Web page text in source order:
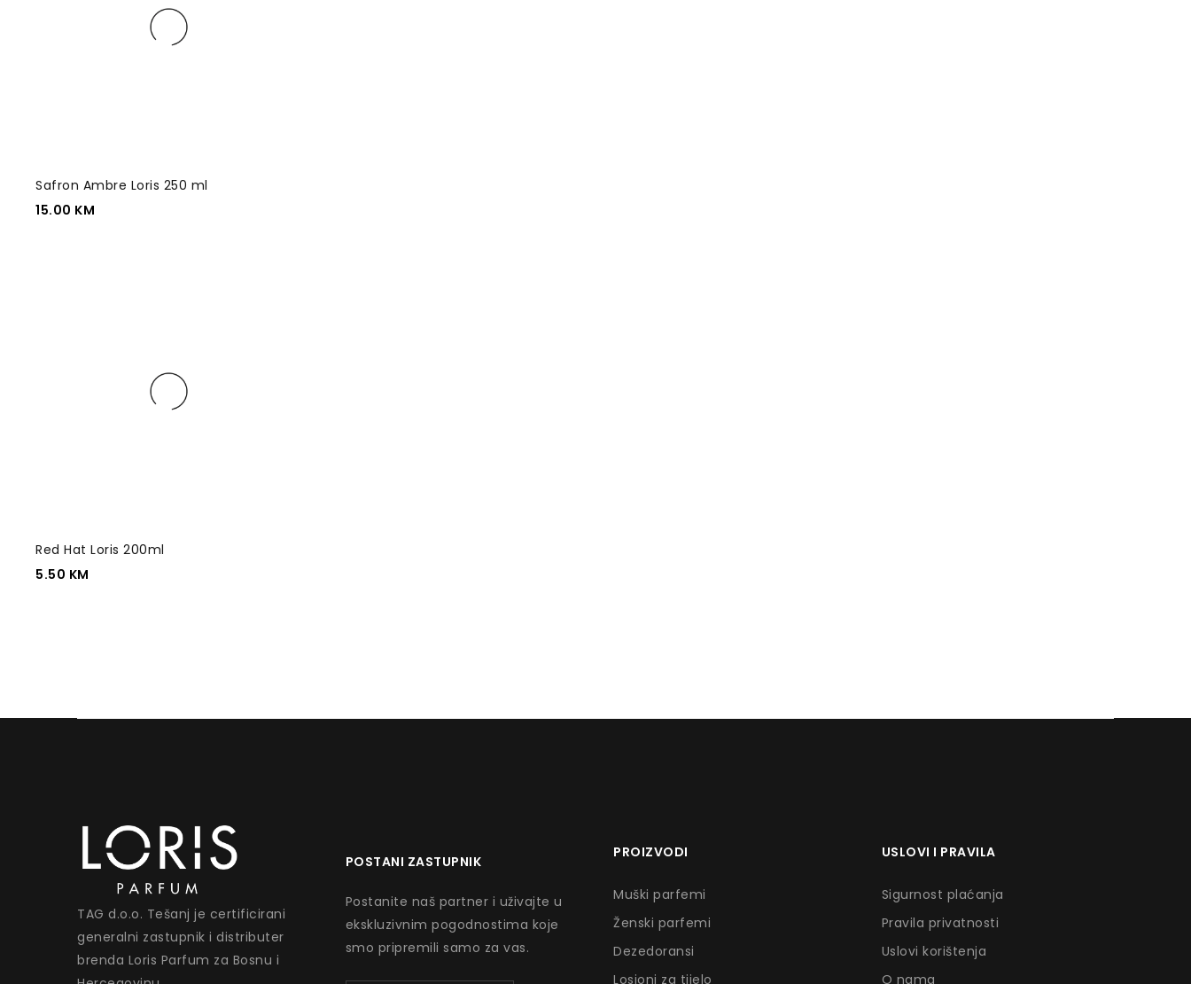
Safron Ambre Loris 250 ml
15.00 KM
Red Hat Loris 200ml
5.50 KM
TAG d.o.o. Tešanj je certificirani
generalni zastupnik i distributer
brenda Loris Parfum za Bosnu i
POSTANI ZASTUPNIK
Postanite naš partner i uživajte u
ekskluzivnim pogodnostima koje
smo pripremili samo za vas.
PROIZVODI
Muški parfemi
Ženski parfemi
Dezedoransi
Losioni za tijelo
USLOVI I PRAVILA
Sigurnost plaćanja
Pravila privatnosti
Uslovi korištenja
O nama